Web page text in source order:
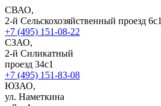
СВАО,
2-й Сельскохозяйственный проезд 6с1
+7 (495) 151-08-22
СЗАО,
2-й Силикатный
проезд 34с1
+7 (495) 151-83-08
ЮЗАО,
ул. Наметкина